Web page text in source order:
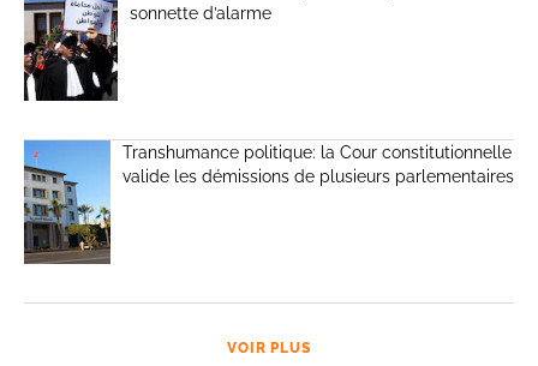
sonnette d’alarme
Transhumance politique: la Cour constitutionnelle
valide les démissions de plusieurs parlementaires
VOIR PLUS